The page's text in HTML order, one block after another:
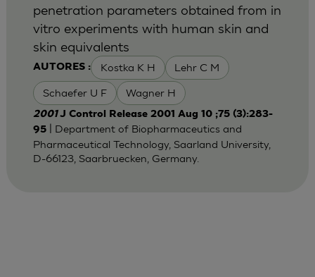
AUTORES : Kostka K H Lehr C M
Schaefer U F Wagner H
penetration parameters obtained from in
vitro experiments with human skin and
skin equivalents
2001J Control Release 2001 Aug 10 ;75 (3):283-
95| Department of Biopharmaceutics and
Pharmaceutical Technology, Saarland University,
D-66123, Saarbruecken, Germany.